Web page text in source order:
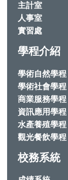
主計室
人事室
實習處
學程介紹
學術自然學程
學術社會學程
商業服務學程
資訊應用學程
水產養殖學程
觀光餐飲學程
校務系統